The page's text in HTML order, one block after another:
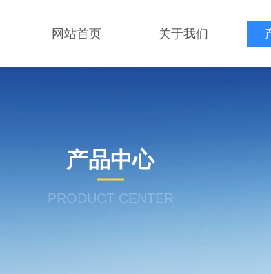
网站首页 关于我们
产品中心
PRODUCT CENTER